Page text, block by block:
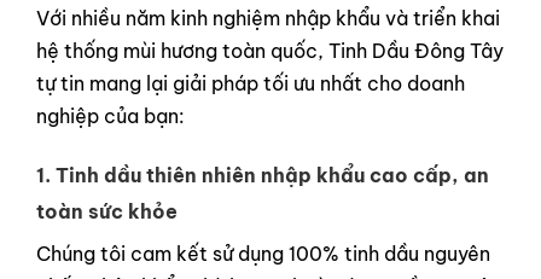
Với nhiều năm kinh nghiệm nhập khẩu và triển khai
hệ thống mùi hương toàn quốc, Tinh Dầu Đông Tây
tự tin mang lại giải pháp tối ưu nhất cho doanh
nghiệp của bạn:
1. Tinh dầu thiên nhiên nhập khẩu cao cấp, an
toàn sức khỏe
Chúng tôi cam kết sử dụng 100% tinh dầu nguyên